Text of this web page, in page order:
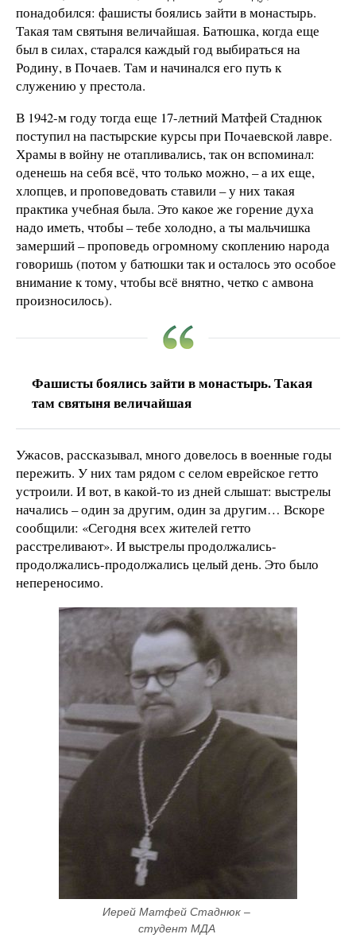
понадобился: фашисты боялись зайти в монастырь.
Такая там святыня величайшая. Батюшка, когда еще
был в силах, старался каждый год выбираться на
Родину, в Почаев. Там и начинался его путь к
служению у престола.
В 1942-м году тогда еще 17-летний Матфей Стаднюк
поступил на пастырские курсы при Почаевской лавре.
Храмы в войну не отапливались, так он вспоминал:
оденешь на себя всё, что только можно, – а их еще,
хлопцев, и проповедовать ставили – у них такая
практика учебная была. Это какое же горение духа
надо иметь, чтобы – тебе холодно, а ты мальчишка
замерший – проповедь огромному скоплению народа
говоришь (потом у батюшки так и осталось это особое
внимание к тому, чтобы всё внятно, четко с амвона
произносилось).
Фашисты боялись зайти в монастырь. Такая
там святыня величайшая
Ужасов, рассказывал, много довелось в военные годы
пережить. У них там рядом с селом еврейское гетто
устроили. И вот, в какой-то из дней слышат: выстрелы
начались – один за другим, один за другим… Вскоре
сообщили: «Сегодня всех жителей гетто
расстреливают». И выстрелы продолжались-
продолжались-продолжались целый день. Это было
непереносимо.
Иерей Матфей Стаднюк –
студент МДА